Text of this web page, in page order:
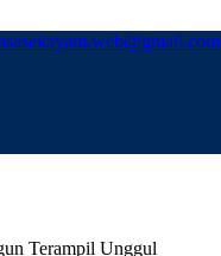
Terampil Unggul